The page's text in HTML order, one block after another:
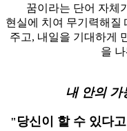
꿈이라는 단어 자체
현실에 치여 무기력해질
주고, 내일을 기대하게
을
내 안의 가
" 당신이 할 수 있다